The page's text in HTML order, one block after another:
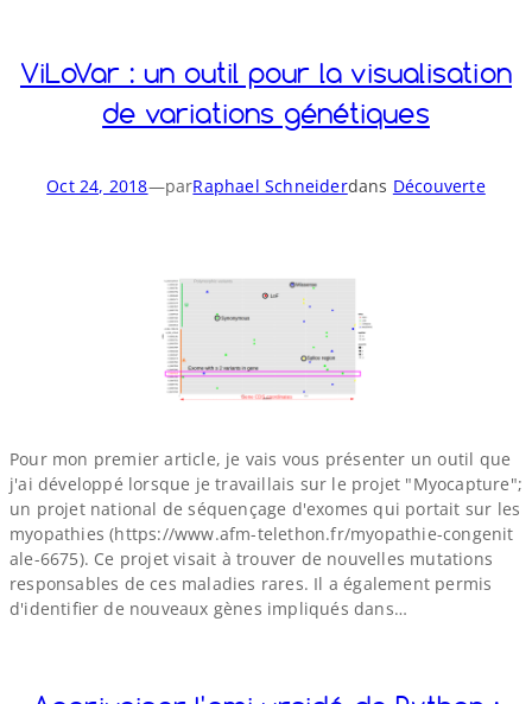
ViLoVar : un outil pour la visualisation
de variations génétiques
Oct 24, 2018—parRaphael Schneiderdans Découverte
Pour mon premier article, je vais vous présenter un outil que
j'ai développé lorsque je travaillais sur le projet "Myocapture";
un projet national de séquençage d'exomes qui portait sur les
myopathies (https://​www​.afm​-telethon​.fr/​m​y​o​p​a​t​h​i​e​-​c​o​n​g​e​n​i​t​
a​l​e​-​6​675). Ce projet visait à trouver de nouvelles mutations
responsables de ces maladies rares. Il a également permis
d'identifier de nouveaux gènes impliqués dans…